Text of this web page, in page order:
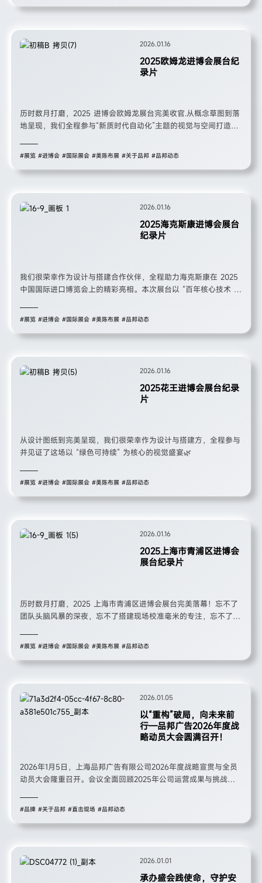
2026.01.16
2025欧姆龙进博会展台纪
录片
历时数月打磨，2025 进博会欧姆龙展台完美收官.从概念草图到落
地呈现，我们全程参与“新质时代自动化”主题的视觉与空间打造，
#展览 #进博会 #国际展会 #美陈布展 #关于品邦 #品邦动态
2026.01.16
2025海克斯康进博会展台
纪录片
我们很荣幸作为设计与搭建合作伙伴，全程助力海克斯康在 2025
中国国际进口博览会上的精彩亮相。本次展台以 “百年核心技术 扎
车，全方位展现了海克斯康在质量技术领域的领先地位与人文温
#展览 #进博会 #国际展会 #美陈布展 #品邦动态
2026.01.16
2025花王进博会展台纪录
片
从设计图纸到完美呈现，我们很荣幸作为设计与搭建方，全程参与
并见证了这场以 “绿色可持续” 为核心的视觉盛宴🌿
#展览 #进博会 #国际展会 #美陈布展 #品邦动态
2026.01.16
2025上海市青浦区进博会
展台纪录片
历时数月打磨，2025 上海市青浦区进博会展台完美落幕！忘不了
团队头脑风暴的深夜，忘不了搭建现场校准毫米的专注，忘不了与
#展览 #进博会 #国际展会 #美陈布展 #品邦动态
2026.01.05
以“重构”破局，向未来前
行—品邦广告2026年度战
略动员大会圆满召开！
2026年1月5日，上海品邦广告有限公司2026年度战略宣贯与全员
动员大会隆重召开。会议全面回顾2025年公司运营成果与挑战，
高质量发展吹响奋进号角。公司总经理马华、副总经理马斌发表重
#品牌 #关于品邦 #直击现场 #品邦动态
2026.01.01
承办盛会践使命，守护安